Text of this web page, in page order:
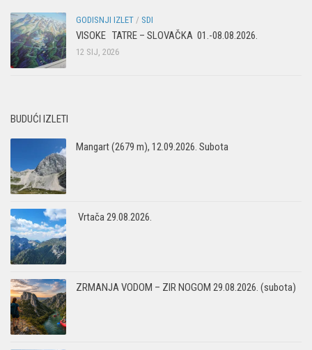
GODISNJI IZLET / SDI
VISOKE TATRE – SLOVAČKA 01.-08.08.2026.
12 SIJ, 2026
BUDUĆI IZLETI
Mangart (2679 m), 12.09.2026. Subota
Vrtača 29.08.2026.
ZRMANJA VODOM – ZIR NOGOM 29.08.2026. (subota)